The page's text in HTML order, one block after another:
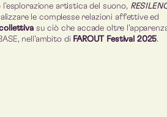
artistica del suono,
le complesse relazioni affettive ed
su ciò che accade oltre
nell’ambito di FAROUT Festival 2025.